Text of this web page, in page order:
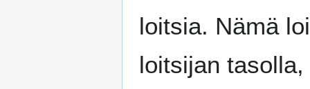
loitsia. Nämä
loitsijan